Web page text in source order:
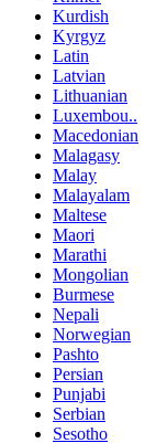
Kurdish
Kyrgyz
Latin
Latvian
Lithuanian
Luxembou..
Macedonian
Malagasy
Malay
Malayalam
Maltese
Maori
Marathi
Mongolian
Burmese
Nepali
Norwegian
Pashto
Persian
Punjabi
Serbian
Sesotho